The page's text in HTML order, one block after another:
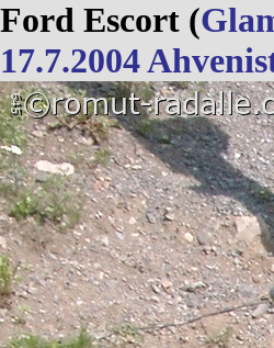
Ford Escort (
17.7.2004